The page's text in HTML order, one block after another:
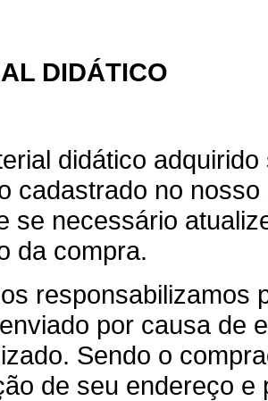
DIDÁTICO
didático
cadastrado no
se necessário
da compra.
responsabilizamos
por causa de
Sendo o
de seu endereço e